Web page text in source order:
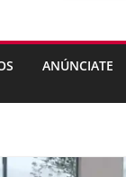
ANÚNCIATE